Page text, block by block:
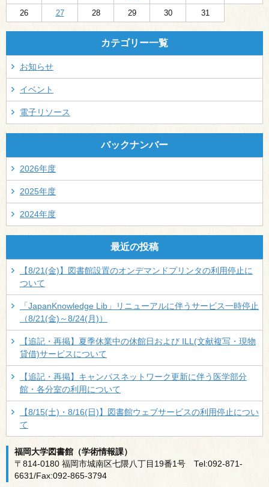
26
27 28 29 30 31
カテゴリー一覧
お知らせ
イベント
電子リソース
バックナンバー
2026年度
2025年度
2024年度
最近の投稿
【8/21(金)】図書館設置のオンデマンドプリンタの利用停止に
ついて
「JapanKnowledge Lib」リニューアルに伴うサービス一時停止
（8/21(金)～8/24(月)）
【追記・再掲】夏季休業中の休館日および ILL(文献複写・現物
貸借)サービスについて
【追記・再掲】キャンパスネットワーク更新に伴う医学部分
館・各分室の利用について
【8/15(土)・8/16(日)】図書館ウェブサービスの利用停止につい
て
福岡大学図書館（学術情報課）
〒814-0180 福岡市城南区七隈八丁目19番1号 Tel:092-871-
6631/Fax:092-865-3794